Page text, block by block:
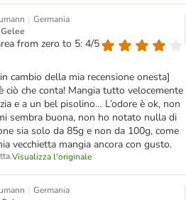
| Germania
from zero to 5: 4/5
cambio della mia recensione onesta]
ciò che conta! Mangia tutto velocemente
e a un bel pisolino… L’odore è ok, non
sembra buona, non ho notato nulla di
sia solo da 85g e non da 100g, come
vecchietta mangia ancora con gusto.
Visualizza l'originale
| Germania